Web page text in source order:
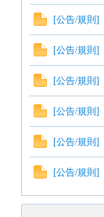
[公告/規則 ]
[公告/規則 ]
[公告/規則 ]
[公告/規則 ]
[公告/規則 ]
[公告/規則 ]